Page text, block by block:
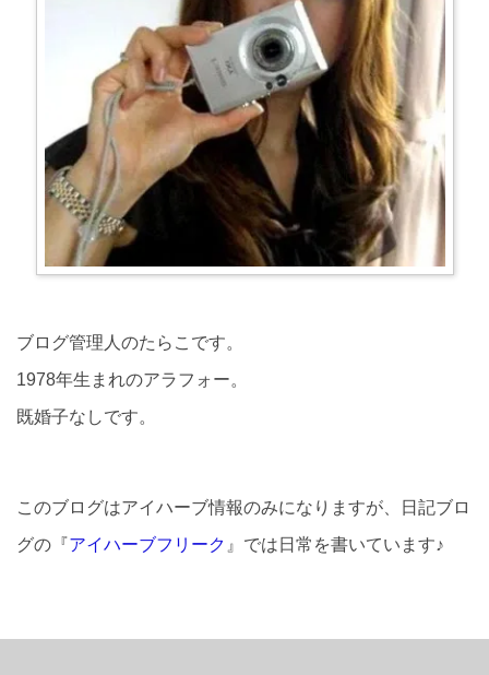
ブログ管理人のたらこです。
1978年生まれのアラフォー。
既婚子なしです。
このブログはアイハーブ情報のみになりますが、日記ブロ
グの『アイハーブフリーク 』では日常を書いています♪